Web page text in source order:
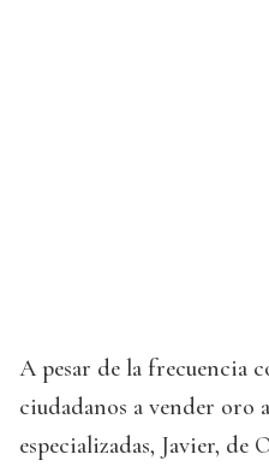
A pesar de la frecuencia
ciudadanos a vender oro
especializadas, Javier, de